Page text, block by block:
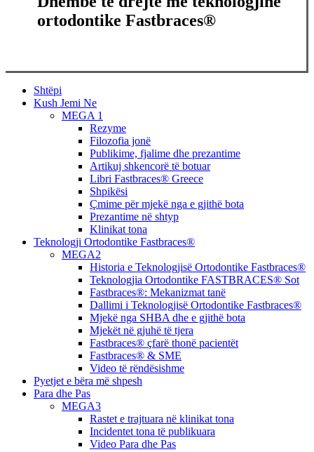
ortodontike Fastbraces®
Close
Menu
Shtëpi
Kush Jemi Ne
MEGA 1
Rezyme
Filozofia jonë
Publikime, fjalime dhe prezantime
Artikuj shkencorë të botuar
Libri Fastbraces® Greece
Shpikësi
Çmime për mjekë nga e gjithë bota
Prezantime në shtyp
Klinikat tona
Teknologji Ortodontike Fastbraces®
MEGA2
Historia e Teknologjisë Ortodontike Fastbraces®
Teknologjia Ortodontike FASTBRACES® Sot
Fastbraces®: Mekanizmat tanë
Dallimi i Teknologjisë Ortodontike Fastbraces®
Mjekë nga SHBA dhe e gjithë bota
Mjekët në gjuhë të tjera
Fastbraces® çfarë thonë pacientët
Fastbraces® & SME
Video të rëndësishme
Pyetjet e bëra më shpesh
Para dhe Pas
MEGA3
Rastet e trajtuara në klinikat tona
Incidentet tona të publikuara
Video Para dhe Pas